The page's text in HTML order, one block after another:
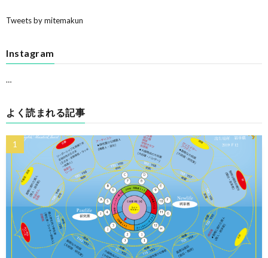
Tweets by mitemakun
Instagram
…
よく読まれる記事